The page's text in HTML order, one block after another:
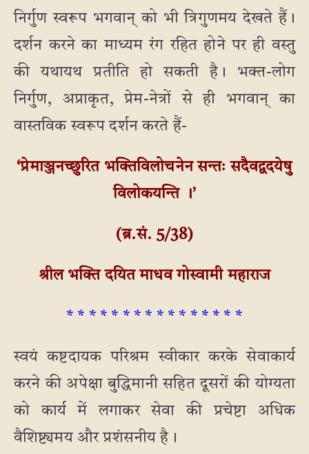
निर्गुण स्वरूप भगवान् को भी त्रिगुणमय देखते हैं।
दर्शन करने का माध्यम रंग रहित होने पर ही वस्तु
की यथायथ प्रतीति हो सकती है। भक्त-लोग
निर्गुण, अप्राकृत, प्रेम-नेत्रों से ही भगवान् का
वास्तविक स्वरूप दर्शन करते हैं-
‘प्रेमाञ्जनच्छुरित भक्तिविलोचनेन सन्तः सदैवद्वदयेषु
विलोकयन्ति ।’
(ब्र.सं. 5/38)
श्रील भक्ति दयित माधव गोस्वामी महाराज
* * * * * * * * * * * * * * * *
स्वयं कष्टदायक परिश्रम स्वीकार करके सेवाकार्य
करने की अपेक्षा बुद्धिमानी सहित दूसरों की योग्यता
को कार्य में लगाकर सेवा की प्रचेष्टा अधिक
वैशिष्ट्यमय और प्रशंसनीय है।